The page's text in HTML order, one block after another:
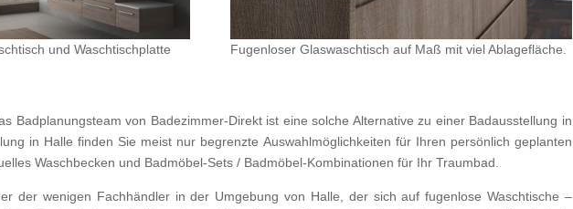
und Waschtischplatte
Fugenloser Glaswaschtisch auf Maß mit viel Ablagefläche.
Badplanungsteam von Badezimmer-Direkt ist eine solche Alternative zu einer Badausstellung in
in Halle finden Sie meist nur begrenzte Auswahlmöglichkeiten für Ihren persönlich geplanten
Waschbecken und Badmöbel-Sets / Badmöbel-Kombinationen für Ihr Traumbad.
der wenigen Fachhändler in der Umgebung von Halle, der sich auf fugenlose Waschtische –